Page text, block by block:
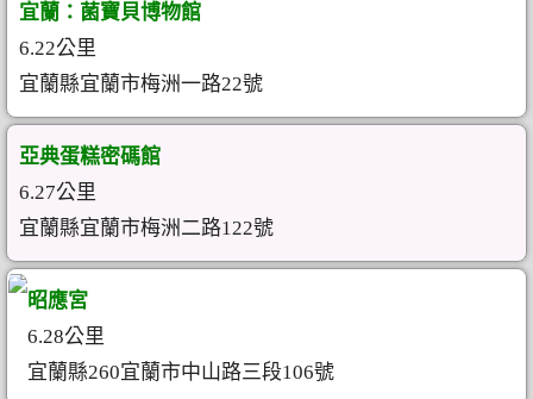
宜蘭：菌寶貝博物館
6.22公里
宜蘭縣宜蘭市梅洲一路22號
亞典蛋糕密碼館
6.27公里
宜蘭縣宜蘭市梅洲二路122號
昭應宮
6.28公里
宜蘭縣260宜蘭市中山路三段106號